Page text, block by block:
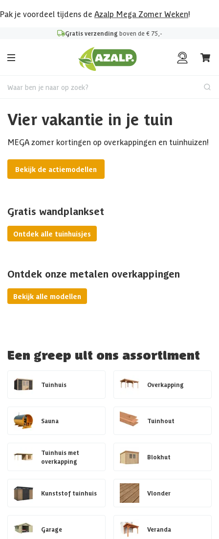
Pak je voordeel tijdens de Azalp Mega Zomer Weken!
Gratis verzending boven de € 75,-
Waar ben je naar op zoek?
Vier vakantie in je tuin
MEGA zomer kortingen op overkappingen en tuinhuizen!
Bekijk de actiemodellen
Gratis wandplankset
Ontdek alle tuinhuisjes
Ontdek onze metalen overkappingen
Bekijk alle modellen
Een greep uit ons assortiment
Tuinhuis Overkapping
Sauna Tuinhout
Tuinhuis met
overkapping
Blokhut
Kunststof tuinhuis Vlonder
Garage Veranda